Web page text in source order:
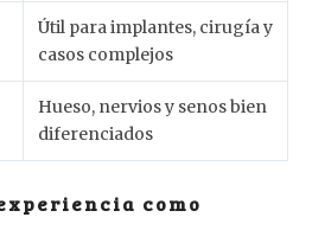
Útil para implantes, cirugía y
casos complejos
Hueso, nervios y senos bien
diferenciados
como